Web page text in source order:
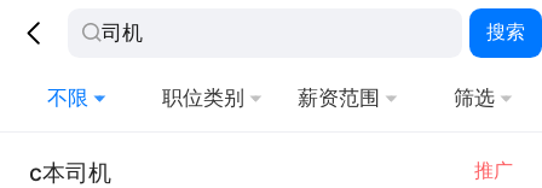
搜索
不限 职位类别 薪资范围 筛选
c本司机 推广